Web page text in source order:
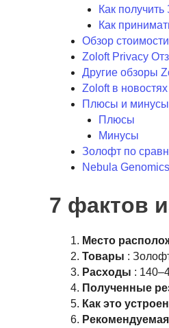
Как
Как
Обзор
Zoloft Privacy
Другие обзоры
Zoloft в новостях
Плюсы и минусы
Плюсы
Минусы
Золофт по
Nebula Genomics
7 фактов
Место
Товары :
Расходы :
Полученные
Как это